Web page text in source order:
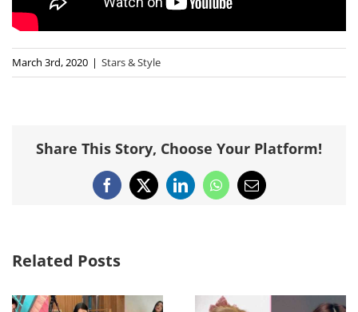
March 3rd, 2020 | Stars & Style
Share This Story, Choose Your Platform!
Facebook
X LinkedInWhatsApp
Email
Related Posts